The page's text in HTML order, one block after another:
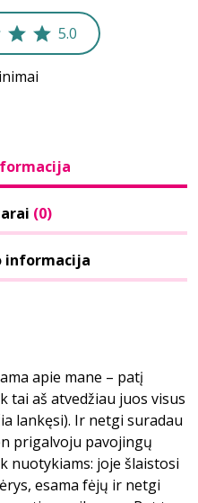
5.0
(0)
informacija
apie mane – patį
tai aš atvedžiau juos visus
lankęsi). Ir netgi suradau
prigalvoju pavojingų
nuotykiams: joje šlaistosi
esama fėjų ir netgi